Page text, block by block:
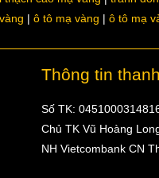
ô tô mạ vàng ô tô mạ
Thông tin
Số TK:
Chủ TK Vũ Hoàng
NH Vietcombank CN